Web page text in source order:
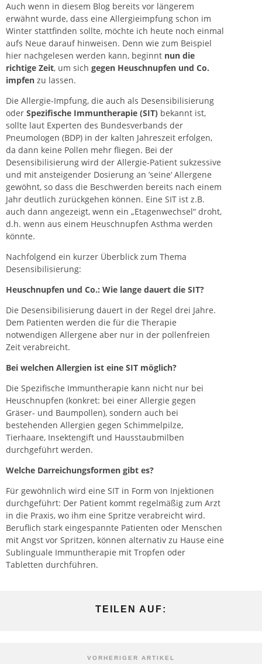
Auch wenn in diesem Blog bereits vor längerem
erwähnt wurde, dass eine Allergieimpfung schon im
Winter stattfinden sollte, möchte ich heute noch einmal
aufs Neue darauf hinweisen. Denn wie zum Beispiel
hier nachgelesen werden kann, beginnt nun die
richtige Zeit, um sich gegen Heuschnupfen und Co.
impfen zu lassen.
Die Allergie-Impfung, die auch als Desensibilisierung
oder Spezifische Immuntherapie (SIT) bekannt ist,
sollte laut Experten des Bundesverbands der
Pneumologen (BDP) in der kalten Jahreszeit erfolgen,
da dann keine Pollen mehr fliegen. Bei der
Desensibilisierung wird der Allergie-Patient sukzessive
und mit ansteigender Dosierung an ’seine‘ Allergene
gewöhnt, so dass die Beschwerden bereits nach einem
Jahr deutlich zurückgehen können. Eine SIT ist z.B.
auch dann angezeigt, wenn ein „Etagenwechsel“ droht,
d.h. wenn aus einem Heuschnupfen Asthma werden
könnte.
Nachfolgend ein kurzer Überblick zum Thema
Desensibilisierung:
Heuschnupfen und Co.: Wie lange dauert die SIT?
Die Desensibilisierung dauert in der Regel drei Jahre.
Dem Patienten werden die für die Therapie
notwendigen Allergene aber nur in der pollenfreien
Zeit verabreicht.
Bei welchen Allergien ist eine SIT möglich?
Die Spezifische Immuntherapie kann nicht nur bei
Heuschnupfen (konkret: bei einer Allergie gegen
Gräser- und Baumpollen), sondern auch bei
bestehenden Allergien gegen Schimmelpilze,
Tierhaare, Insektengift und Hausstaubmilben
durchgeführt werden.
Welche Darreichungsformen gibt es?
Für gewöhnlich wird eine SIT in Form von Injektionen
durchgeführt: Der Patient kommt regelmäßig zum Arzt
in die Praxis, wo ihm eine Spritze verabreicht wird.
Beruflich stark eingespannte Patienten oder Menschen
mit Angst vor Spritzen, können alternativ zu Hause eine
Sublinguale Immuntherapie mit Tropfen oder
Tabletten durchführen.
TEILEN AUF:
VORHERIGER ARTIKEL